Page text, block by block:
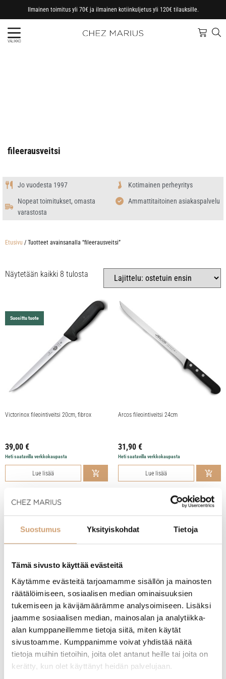
Suostumus Yksityiskohdat Tietoja
Tämä sivusto käyttää evästeitä
Käytämme evästeitä tarjoamamme sisällön ja mainosten
räätälöimiseen, sosiaalisen median ominaisuuksien
tukemiseen ja kävijämäärämme analysoimiseen. Lisäksi
jaamme sosiaalisen median, mainosalan ja analytiikka-
alan kumppaneillemme tietoja siitä, miten käytät
sivustoamme. Kumppanimme voivat yhdistää näitä
tietoja muihin tietoihin, joita olet antanut heille tai joita on
kerätty, kun olet käyttänyt heidän palvelujaan.
Ilmainen toimitus yli 70€ ja ilmainen kotiinkuljetus yli 120€ tilauksille.
VALIKKO
fileerausveitsi
Jo vuodesta 1997
Kotimainen perheyritys
Nopeat toimitukset, omasta
varastosta
Ammattitaitoinen asiakaspalvelu
Etusivu / Tuotteet avainsanalla “fileerausveitsi”
Näytetään kaikki 8 tulosta
Victorinox fileointiveitsi 20cm, fibrox
39,00 €
Heti saatavilla verkkokaupasta
Lue lisää
Suosittu tuote
Arcos fileointiveitsi 24cm
31,90 €
Heti saatavilla verkkokaupasta
Lue lisää
Victorinox fileointiveitsi 15cm, fibrox
(2 Arvostelua)
26,00€
Arcos fileointiveitsi 16cm
29,90€